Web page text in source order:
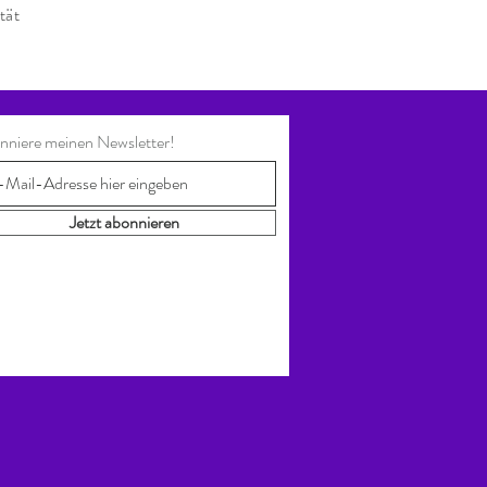
meinen Newsletter!
Jetzt abonnieren